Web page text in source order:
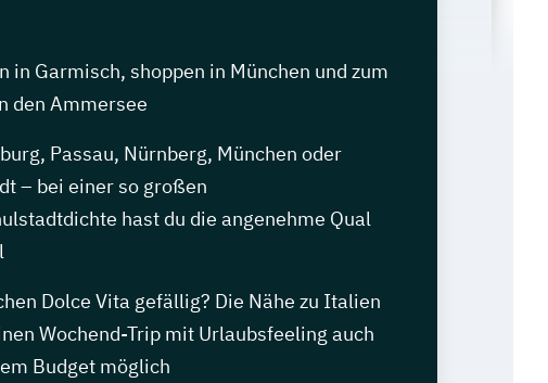
in Garmisch, shoppen in München und zum
den Ammersee
Passau, Nürnberg, München oder
– bei einer so großen
hast du die angenehme Qual
Dolce Vita gefällig? Die Nähe zu Italien
Wochend-Trip mit Urlaubsfeeling auch
Budget möglich